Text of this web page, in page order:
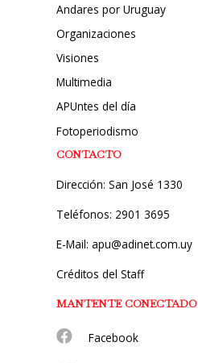
Andares por Uruguay
Organizaciones
Visiones
Multimedia
APUntes del día
Fotoperiodismo
CONTACTO
Dirección: San José 1330
Teléfonos: 2901 3695
E-Mail: apu@adinet.com.uy
Créditos del Staff
MANTENTE CONECTADO
Facebook